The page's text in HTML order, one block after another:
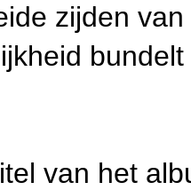
zijden
van het